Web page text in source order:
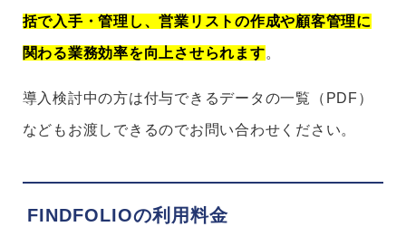
括で入手・管理し、営業リストの作成や顧客管理に
関わる業務効率を向上させられます。
導入検討中の方は付与できるデータの一覧（PDF）
などもお渡しできるのでお問い合わせください。
FINDFOLIOの利用料金